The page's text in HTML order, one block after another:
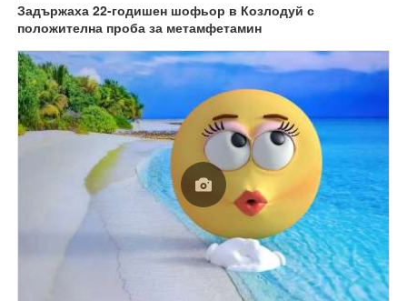
Задържаха 22-годишен шофьор в Козлодуй с
положителна проба за метамфетамин